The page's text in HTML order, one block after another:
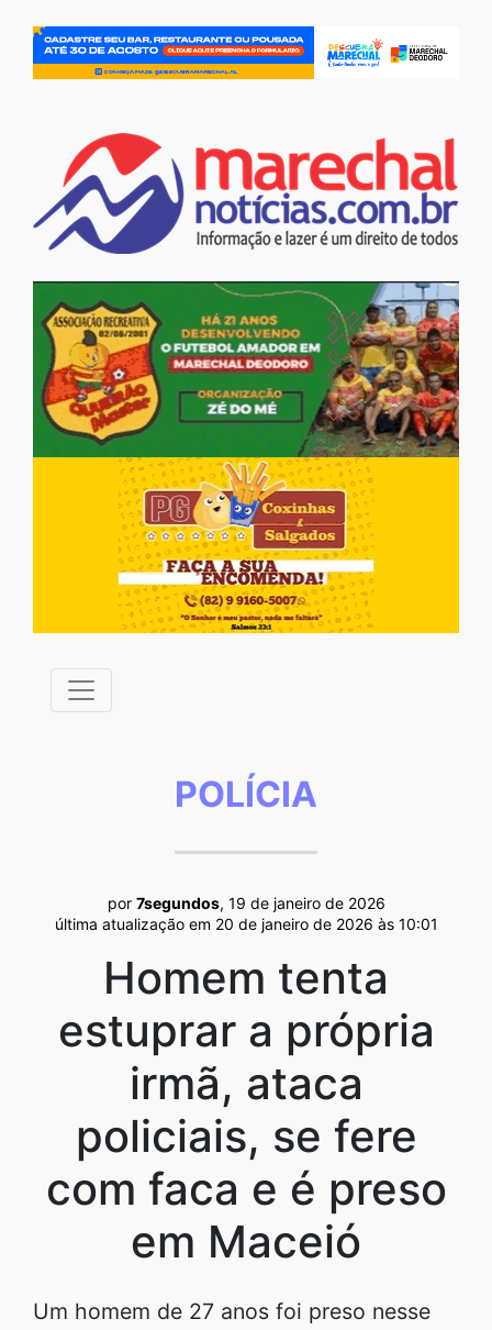
POLÍCIA
por 7segundos, 19 de janeiro de 2026
última atualização em 20 de janeiro de 2026 às 10:01
Homem tenta
estuprar a própria
irmã, ataca
policiais, se fere
com faca e é preso
em Maceió
Um homem de 27 anos foi preso nesse